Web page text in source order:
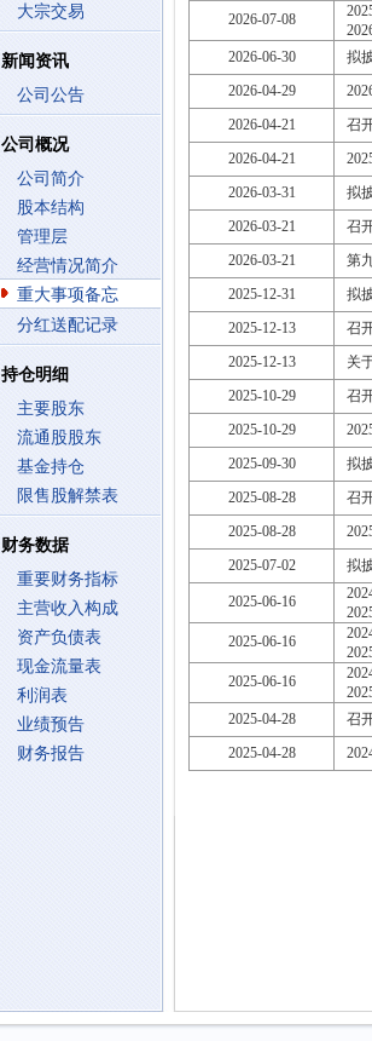
大宗交易
新闻资讯
公司公告
公司概况
公司简介
股本结构
管理层
经营情况简介
重大事项备忘
分红送配记录
持仓明细
主要股东
流通股股东
基金持仓
限售股解禁表
财务数据
重要财务指标
主营收入构成
资产负债表
现金流量表
利润表
业绩预告
财务报告
2026-07-08
2026-06-30 拟
2026-04-29
2026-04-21
召
2026-04-21
2026-03-31
拟
2026-03-21
召
2026-03-21
第
2025-12-31
拟
2025-12-13
召
2025-12-13
关
2025-10-29
召
2025-10-29
2025-09-30
拟
2025-08-28
召
2025-08-28
2025-07-02
拟
2025-06-16
2025-06-16
2025-06-16
2025-04-28 召
2025-04-28